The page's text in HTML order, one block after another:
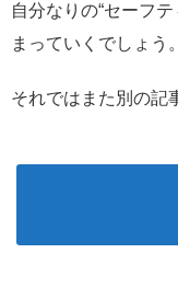
自分なりの“セーフ
まっていくでしょう。
それではまた別の記